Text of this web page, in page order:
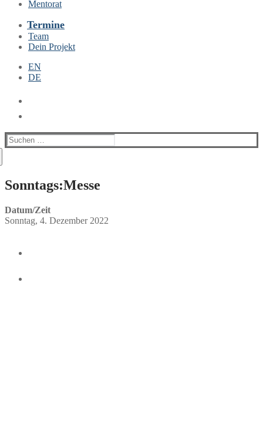
Mentorat
Termine
Team
Dein Projekt
EN
DE
Suchen
nach:
Sonntags:Messe
Datum/Zeit
Sonntag, 4. Dezember 2022